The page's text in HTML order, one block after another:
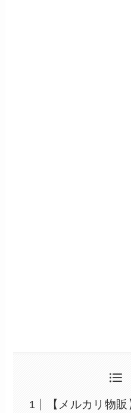
【メルカリ物